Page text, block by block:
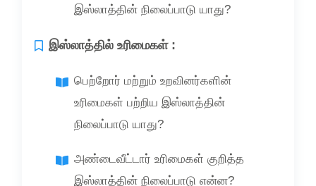
இஸ்லாத்தின் நிலைப்பாடு யாது?
இஸ்லாத்தில் உரிமைகள் :
பெற்றோர் மற்றும் உறவினர்களின்
உரிமைகள் பற்றிய இஸ்லாத்தின்
நிலைப்பாடு யாது?
அண்டைவீட்டார் உரிமைகள் குறித்த
இஸ்லாத்தின் நிலைப்பாடு என்ன?